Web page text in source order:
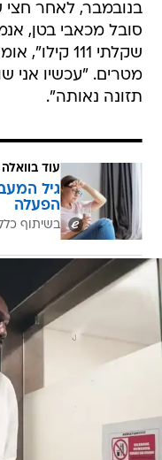
בנובמבר, לאחר
סובל מכאבי בטן,
תזונה נאותה".
עוד בוואלה
גיל
הפעלה
בשיתוף